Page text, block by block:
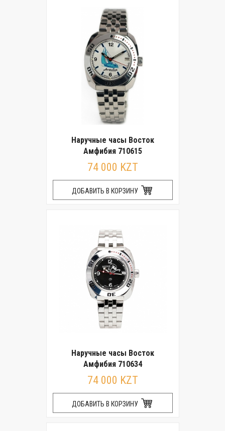
Наручные часы Восток
Амфибия 710615
74 000 KZT
ДОБАВИТЬ В КОРЗИНУ
Наручные часы Восток
Амфибия 710634
74 000 KZT
ДОБАВИТЬ В КОРЗИНУ